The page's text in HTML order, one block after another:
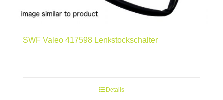
SWF Valeo 417598 Lenkstockschalter
Details